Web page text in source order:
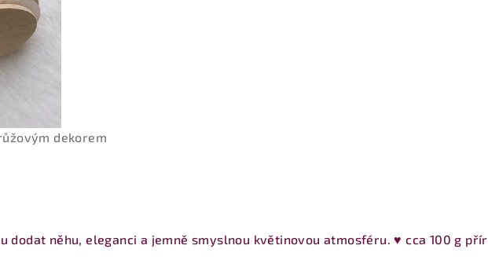
dekorem
dodat něhu, eleganci a jemně smyslnou květinovou atmosféru. ♥ cca 100 g